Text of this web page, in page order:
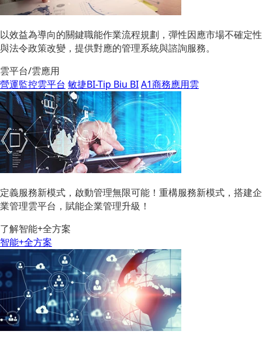
以效益為導向的關鍵職能作業流程規劃，彈性因應市場不確定性
與法令政策改變，提供對應的管理系統與諮詢服務。
雲平台/雲應用
營運監控雲平台 敏捷BI-Tip Biu BIA1商務應用雲
定義服務新模式，啟動管理無限可能！重構服務新模式，搭建企
業管理雲平台，賦能企業管理升級！
了解智能+全方案
智能+全方案